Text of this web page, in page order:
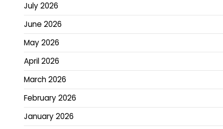
July 2026
June 2026
May 2026
April 2026
March 2026
February 2026
January 2026